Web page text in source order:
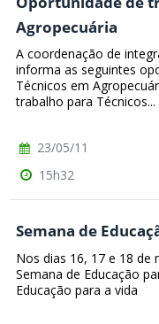
Agropecuária
A coordenação de
informa as seguintes
Técnicos em
trabalho para Técnicos...
23/05/11
15h32
Semana de
Nos dias 16, 17 e 18 de
Semana de Educação
Educação para a vida